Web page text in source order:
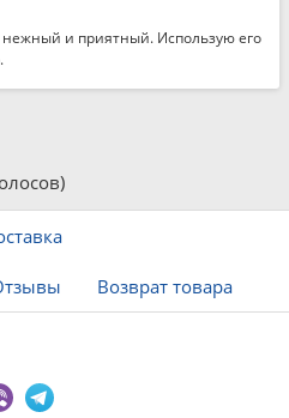
и приятный. Использую его
Возврат товара